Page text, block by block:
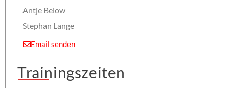
Antje Below
Stephan Lange
Email senden
Trainingszeiten